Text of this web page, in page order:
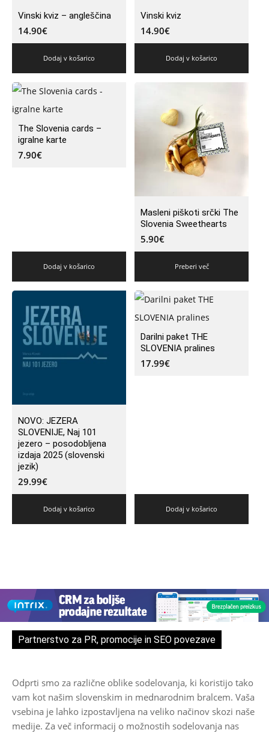
Vinski kviz – angleščina
14.90€
Dodaj v košarico
Vinski kviz
14.90€
Dodaj v košarico
The Slovenia cards –
igralne karte
7.90€
Dodaj v košarico
Masleni piškoti srčki The
Slovenia Sweethearts
5.90€
Preberi več
NOVO: JEZERA
SLOVENIJE, Naj 101
jezero – posodobljena
izdaja 2025 (slovenski
jezik)
29.99€
Dodaj v košarico
Darilni paket THE
SLOVENIA pralines
17.99€
Dodaj v košarico
Partnerstvo za PR, promocije in SEO povezave
Odprti smo za različne oblike sodelovanja, ki koristijo tako
vam kot našim slovenskim in mednarodnim bralcem. Vaša
vsebina je lahko izpostavljena na veliko načinov skozi naše
medije. Za več informacij o možnostih sodelovanja nas